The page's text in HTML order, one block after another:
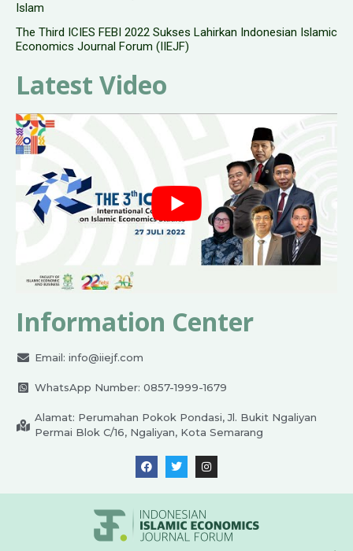
Islam
The Third ICIES FEBI 2022 Sukses Lahirkan Indonesian Islamic
Economics Journal Forum (IIEJF)
Latest Video
Information Center
Email: info@iiejf.com
WhatsApp Number: 0857-1999-1679
Alamat: Perumahan Pokok Pondasi, Jl. Bukit Ngaliyan
Permai Blok C/16, Ngaliyan, Kota Semarang